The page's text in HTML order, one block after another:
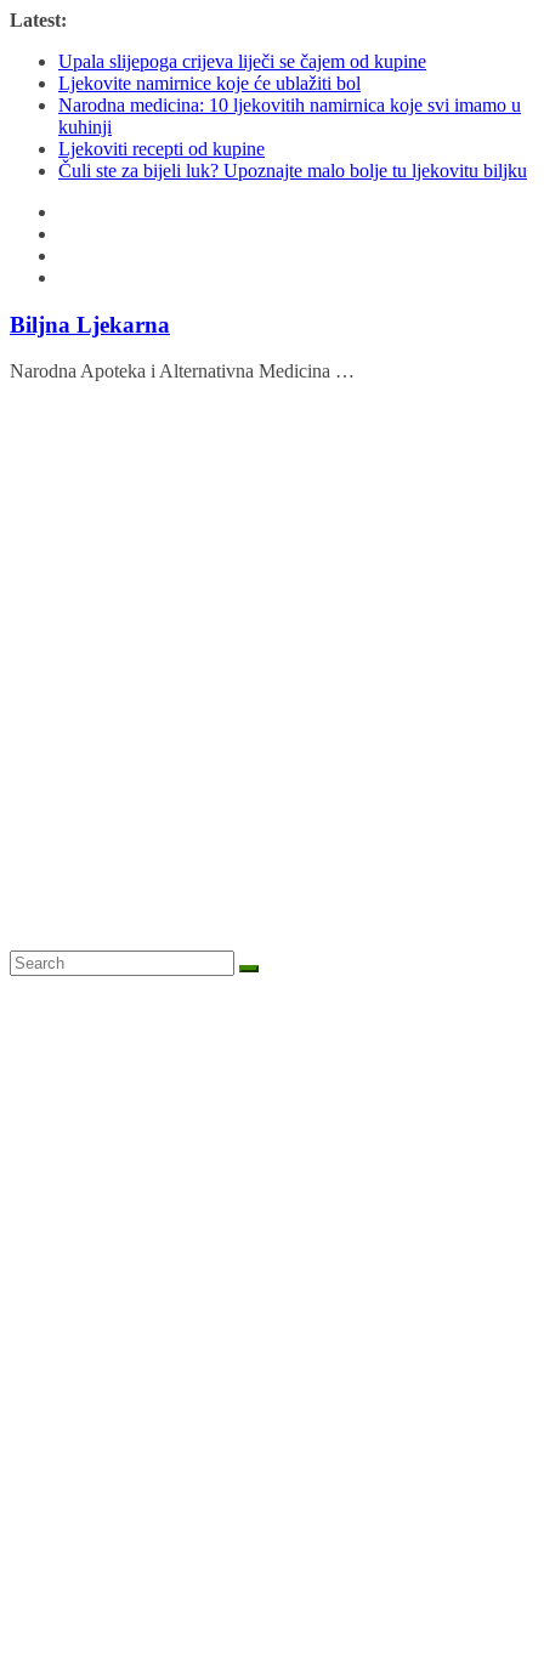
Skip
content
Latest:
Upala slijepoga crijeva liječi se čajem od kupine
Ljekovite namirnice koje će ublažiti bol
Narodna medicina: 10 ljekovitih namirnica koje svi imamo u
kuhinji
Ljekoviti recepti od kupine
Čuli ste za bijeli luk? Upoznajte malo bolje tu ljekovitu biljku
Biljna Ljekarna
Narodna Apoteka i Alternativna Medicina …